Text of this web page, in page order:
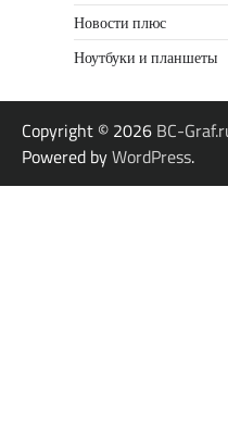
Новости плюс
Ноутбуки и планшеты
Copyright © 2026 BC-
Powered byWordPress.